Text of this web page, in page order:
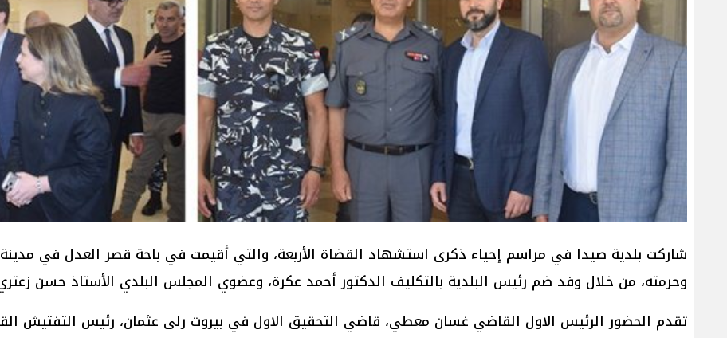
شاركت بلدية صيدا في مراسم إحياء ذكرى استشهاد القضاة الأربعة، والتي أقيمت في باحة قصر العدل في
وحرمته، من خلال وفد ضم رئيس البلدية بالتكليف الدكتور أحمد عكرة، وعضوي المجلس البلدي الأستاذ حسن
تقدم الحضور الرئيس الاول القاضي غسان معطي، قاضي التحقيق الاول في بيروت رلى عثمان، رئيس التفتيش